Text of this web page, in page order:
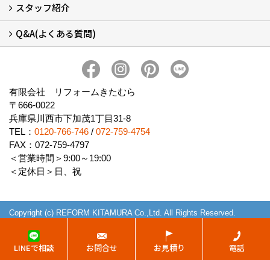
会社概要 (2)
ブログ
アクセス
施工エリア
施工までの流れ
SNSインフォメーション
チャット機能
オンライン打合わせ
補助金について (2)
スタッフ紹介
スタッフ紹介
Q&A(よくある質問)
有限会社 リフォームきたむら
〒666-0022
兵庫県川西市下加茂1丁目31-8
TEL： 0120-766-746 / 072-759-4754
FAX：072-759-4797
＜営業時間＞9:00～19:00
＜定休日＞日、祝
Copyright (c) REFORM KITAMURA Co.,Ltd. All Rights Reserved.
LINEで相談 お問合せ お見積り 電話